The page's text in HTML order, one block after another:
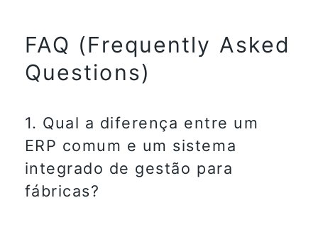
FAQ (Frequently Asked
Questions)
1. Qual a diferença entre um
ERP comum e um sistema
integrado de gestão para
fábricas?